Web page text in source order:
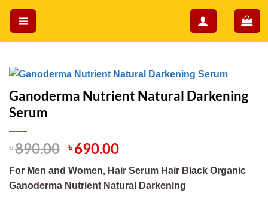
Skip
Ganoderma Nutrient Natural Darkening
Serum
৳890.00 Original
was:
৳ 890.00.
৳690.00Current
is:
৳ 690.00.
For Men and Women, Hair Serum Hair Black Organic
Ganoderma Nutrient Natural Darkening